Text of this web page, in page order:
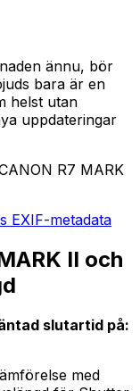
ännu, bör
bara är en
helst utan
uppdateringar
R7 MARK
EXIF-metadata
II och
slutartid på:
med